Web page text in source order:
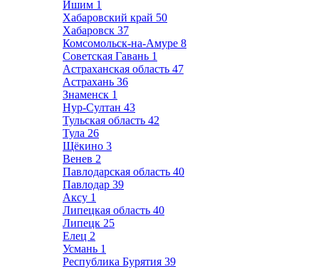
Ишим 1
Хабаровский край 50
Хабаровск 37
Комсомольск-на-Амуре 8
Советская Гавань 1
Астраханская область 47
Астрахань 36
Знаменск 1
Нур-Султан 43
Тульская область 42
Тула 26
Щёкино 3
Венев 2
Павлодарская область 40
Павлодар 39
Аксу 1
Липецкая область 40
Липецк 25
Елец 2
Усмань 1
Республика Бурятия 39